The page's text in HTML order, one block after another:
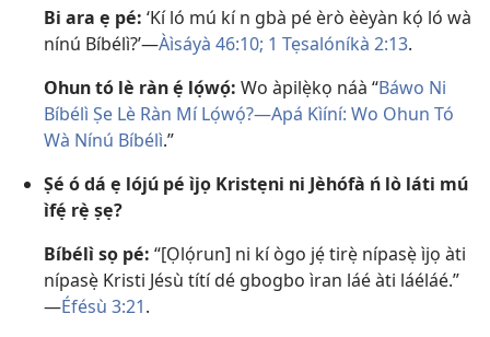
Bi ara ẹ pé: ‘Kí ló mú kí n gbà pé èrò èèyàn kọ́ ló wà
nínú Bíbélì?’​—Àìsáyà 46:10; 1 Tẹsalóníkà 2:13.
Ohun tó lè ràn ẹ́ lọ́wọ́: Wo àpilẹ̀kọ náà “Báwo Ni
Bíbélì Ṣe Lè Ràn Mí Lọ́wọ́?​—Apá Kìíní: Wo Ohun Tó
Wà Nínú Bíbélì.”
Ṣé ó dá ẹ lójú pé ìjọ Kristẹni ni Jèhófà ń lò láti mú
ìfẹ́ rẹ̀ ṣẹ?
Bíbélì sọ pé: “[Ọlọ́run] ni kí ògo jẹ́ tirẹ̀ nípasẹ̀ ìjọ àti
nípasẹ̀ Kristi Jésù títí dé gbogbo ìran láé àti láéláé.”​
—Éfésù 3:21.